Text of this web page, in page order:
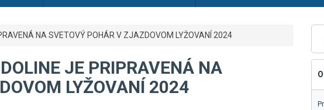
NA SVETOVÝ POHÁR V ZJAZDOVOM LYŽOVANÍ 2024
JE PRIPRAVENÁ NA
LYŽOVANÍ 2024